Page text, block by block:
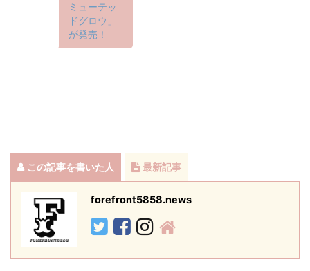
ミューテッ
ドグロウ」
が発売！
この記事を書いた人 最新記事
forefront5858.news